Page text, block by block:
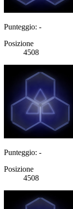
Punteggio: -
Posizione
4508
Punteggio: -
Posizione
4508